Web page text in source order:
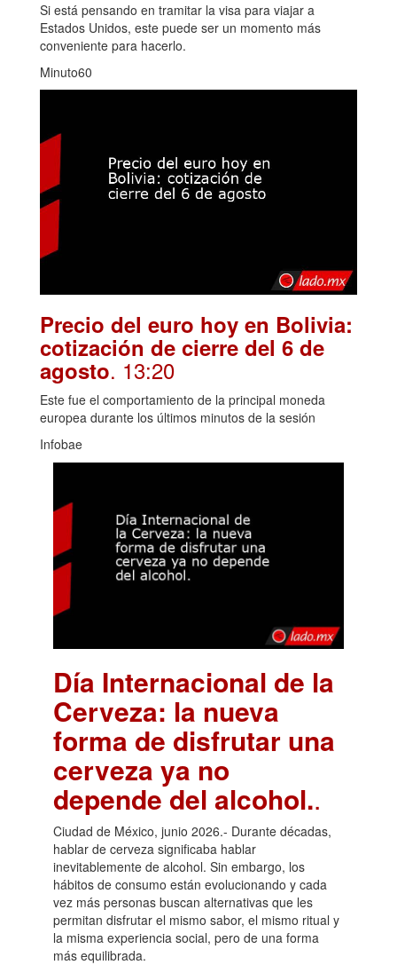
Si está pensando en tramitar la visa para viajar a
Estados Unidos, este puede ser un momento más
conveniente para hacerlo.
Minuto60
Precio del euro hoy en Bolivia:
cotización de cierre del 6 de
agosto. 13:20
Este fue el comportamiento de la principal moneda
europea durante los últimos minutos de la sesión
Infobae
Día Internacional de la
Cerveza: la nueva
forma de disfrutar una
cerveza ya no
depende del alcohol..
Ciudad de México, junio 2026.- Durante décadas,
hablar de cerveza significaba hablar
inevitablemente de alcohol. Sin embargo, los
hábitos de consumo están evolucionando y cada
vez más personas buscan alternativas que les
permitan disfrutar el mismo sabor, el mismo ritual y
la misma experiencia social, pero de una forma
más equilibrada.